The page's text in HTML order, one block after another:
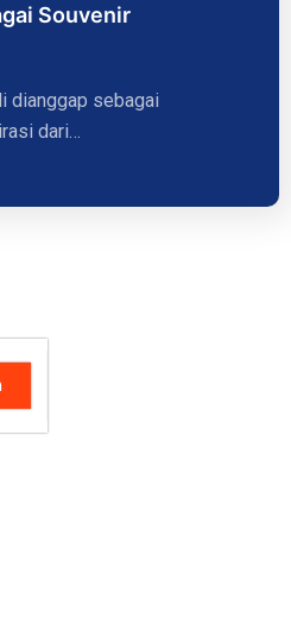
Souvenir
dianggap sebagai
dari…